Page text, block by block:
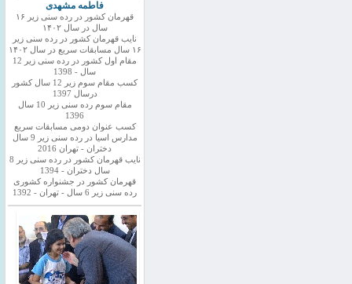
فاطمه مشهدی
قهرمان کشور در رده سنی زیر ۱۶
سال در سال ۱۴۰۲
نایب قهرمان کشور در رده سنی زیر
۱۶ سال مسابقات سریع در سال ۱۴۰۲
مقام اول کشور در رده سنی زیر 12
سال - 1398
کسب مقام سوم زیر 12 سال کشور
درسال 1397
مقام سوم رده سنی زیر 10 سال
1396
کسب عنوان دومی مسابقات سریع
مدارس اسیا در رده سنی زیر 9 سال
دختران - تهران 2016
نایب قهرمان کشور در رده سنی زیر 8
سال دختران - 1394
قهرمان کشور در جشنواره کشوری
رده سنی زیر 6 سال - تهران - 1392